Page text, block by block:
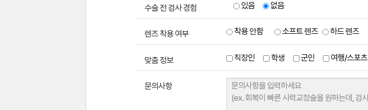
수술 전 검사 경험 있음 없음
렌즈 착용 여부 착용 안함 소프트 렌즈 하드 렌즈
맞춤 정보 직장인 학생 군인 여행/스포츠
문의사항